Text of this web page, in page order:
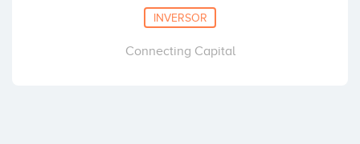
INVERSOR
Connecting Capital